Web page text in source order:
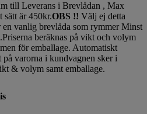
till Leverans i Brevlådan , Max
sätt är 450kr.OBS !! Välj ej detta
en vanlig brevlåda som rymmer Minst
beräknas på vikt och volym
för emballage. Automatiskt
varorna i kundvagnen sker i
& volym samt emballage.